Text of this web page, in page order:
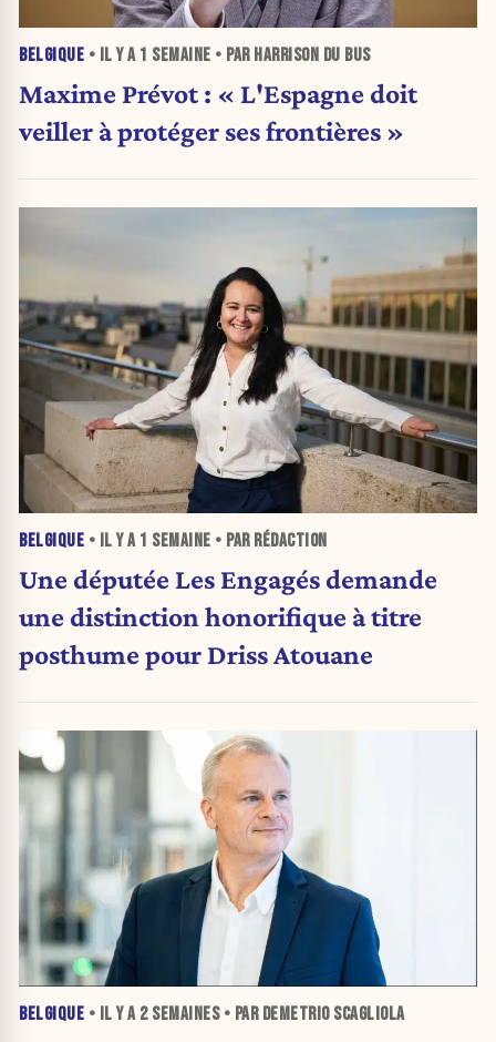
BELGIQUE • IL Y A 1 SEMAINE • PAR HARRISON DU BUS
Maxime Prévot : « L'Espagne doit
veiller à protéger ses frontières »
BELGIQUE • IL Y A 1 SEMAINE • PAR RÉDACTION
Une députée Les Engagés demande
une distinction honorifique à titre
posthume pour Driss Atouane
BELGIQUE • IL Y A 2 SEMAINES• PAR DEMETRIO SCAGLIOLA